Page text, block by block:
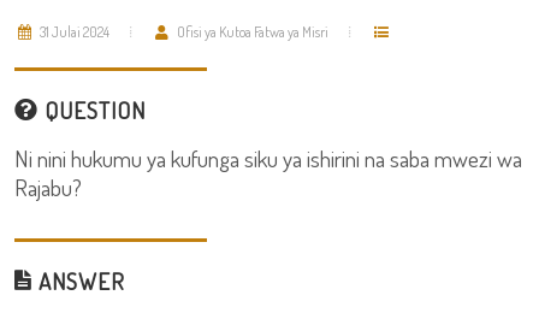
31 Julai 2024 Ofisi ya Kutoa Fatwa ya Misri
QUESTION
Ni nini hukumu ya kufunga siku ya ishirini na saba mwezi wa
Rajabu?
ANSWER